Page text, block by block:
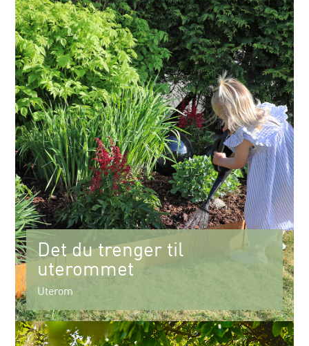
Det du trenger til
uterommet
Uterom